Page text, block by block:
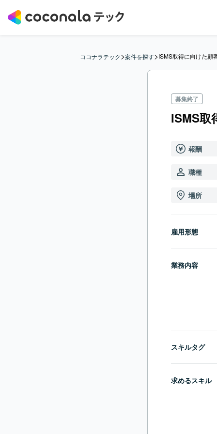
ココナラテック>案件を探す>ISMS取得に向けた顧
募集終了
ISMS取
報酬
職種
場所
雇用形態
業務内容
スキルタグ
求めるスキル